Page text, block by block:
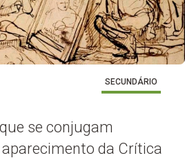
SECUNDÁRIO
se conjugam
da Crítica